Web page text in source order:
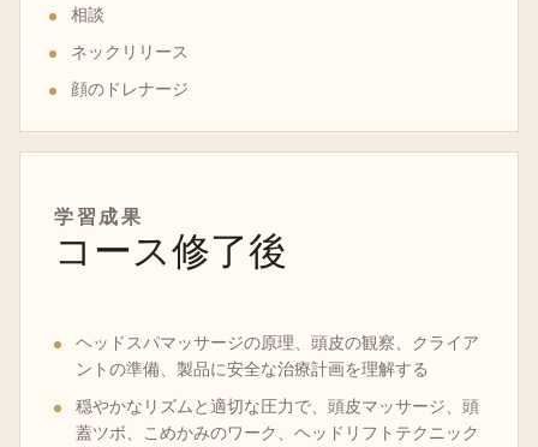
相談
ネックリリース
顔のドレナージ
学習成果
コース修了後
ヘッドスパマッサージの原理、頭皮の観察、クライア
ントの準備、製品に安全な治療計画を理解する
穏やかなリズムと適切な圧力で、頭皮マッサージ、頭
蓋ツボ、こめかみのワーク、ヘッドリフトテクニック